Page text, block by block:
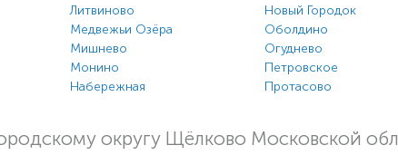
Литвиново
Медвежьи Озёра
Мишнево
Монино
Набережная
Новый Городок
Оболдино
Огуднево
Петровское
Протасово
округу Щёлково Московской